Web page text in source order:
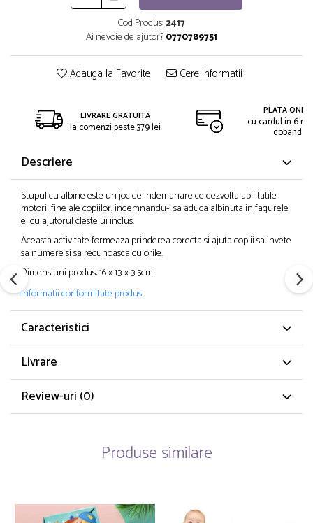
Cod Produs:2417
Ai nevoie de ajutor?0770789751
Adauga la Favorite Cere informatii
LIVRARE GRATUITA
la comenzi peste 379 lei
PLATA
cu cardul in 6
dobanda
Descriere
Stupul cu albine este un joc de indemanare ce dezvolta abilitatile
motorii fine ale copiilor, indemnandu-i sa aduca albinuta in fagurele
ei cu ajutorul clestelui inclus.
Aceasta activitate formeaza prinderea corecta si ajuta copiii sa invete
sa numere si sa recunoasca culorile.
Dimensiuni produs: 16 x 13 x 3.5cm
Informatii conformitate produs
Caracteristici
Livrare
Review-uri (0)
Produse similare